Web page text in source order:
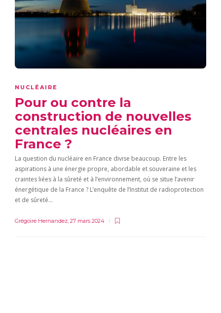
NUCLÉAIRE
Pour ou contre la
construction de nouvelles
centrales nucléaires en
France ?
La question du nucléaire en France divise beaucoup. Entre les
aspirations à une énergie propre, abordable et souveraine et les
craintes liées à la sûreté et à l’environnement, où se situe l’avenir
énergétique de la France ? L’enquête de l’Institut de radioprotection
et de sûreté…
Grégoire Hernandez 27 mars 2024